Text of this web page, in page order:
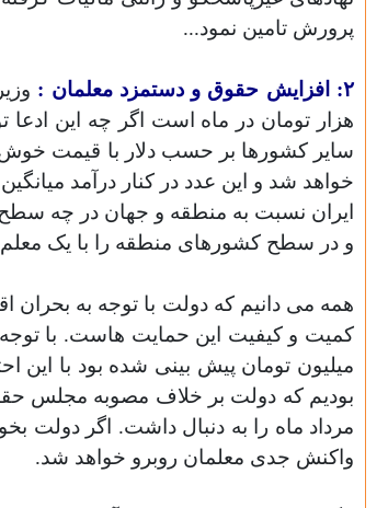
پرورش تامین نمود...
۲: افزایش حقوق و دستمزد معلمان :
هزار تومان در ماه است اگر چه این
سایر کشورها بر حسب دلار با قیمت خوش بینانه 12 هزار تومان، محاسبه و مقایسه کنیم، درآمد ماهانه
ایران نسبت به منطقه و جهان در چه سطح
و در سطح کشورهای منطقه را با یک معلم
همه می دانیم که دولت با توجه به بحران
بودیم که دولت بر خلاف مصوبه مجلس حقوق
مرداد ماه را به دنبال داشت. اگر دولت
واکنش جدی معلمان روبرو خواهد شد.